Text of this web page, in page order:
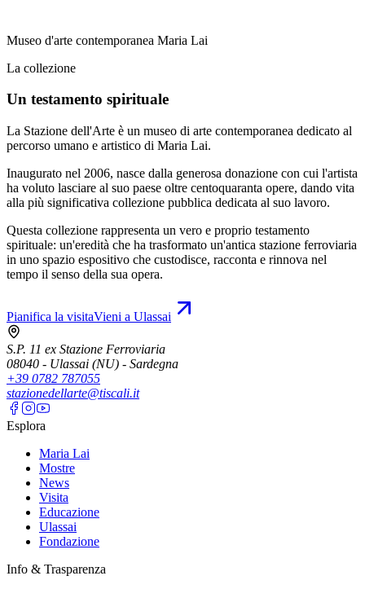
Museo d'arte contemporanea Maria Lai
La collezione
Un testamento spirituale
La Stazione dell'Arte è un museo di arte contemporanea dedicato al
percorso umano e artistico di Maria Lai.
Inaugurato nel 2006, nasce dalla generosa donazione con cui l'artista
ha voluto lasciare al suo paese oltre centoquaranta opere, dando vita
alla più significativa collezione pubblica dedicata al suo lavoro.
Questa collezione rappresenta un vero e proprio testamento
spirituale: un'eredità che ha trasformato un'antica stazione ferroviaria
in uno spazio espositivo che custodisce, racconta e rinnova nel
tempo il senso della sua opera.
Pianifica la visitaVieni a Ulassai
S.P. 11 ex Stazione Ferroviaria
08040 - Ulassai (NU) - Sardegna
+39 0782 787055
stazionedellarte@tiscali.it
Esplora
Maria Lai
Mostre
News
Visita
Educazione
Ulassai
Fondazione
Info & Trasparenza